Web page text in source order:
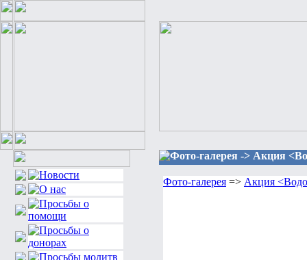
Фото-галерея -> Акция
Фото-галерея => Акция